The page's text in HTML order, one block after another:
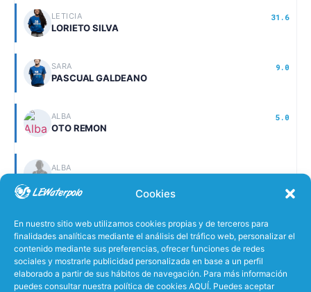
Cookies
En nuestro sitio web utilizamos cookies propias y de terceros para
finalidades analíticas mediante el análisis del tráfico web, personalizar el
contenido mediante sus preferencias, ofrecer funciones de redes
sociales y mostrarle publicidad personalizada en base a un perfil
elaborado a partir de sus hábitos de navegación. Para más información
puedes consultar nuestra política de cookies AQUÍ. Puedes aceptar
LETICIA 31.6
LORIETO SILVA
SARA 9.0
PASCUAL GALDEANO
ALBA 5.0
OTO REMON
ALBA
OTO REMON
VILLANUEVA FERNANDEZ
VICTORIA
TELLECHEA REMACHA